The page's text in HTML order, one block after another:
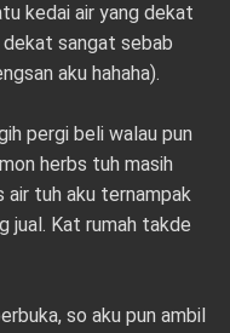
kedai air yang dekat
sangat sebab
aku hahaha).
pergi beli walau pun
herbs tuh masih
air tuh aku ternampak
jual. Kat rumah takde
so aku pun ambil